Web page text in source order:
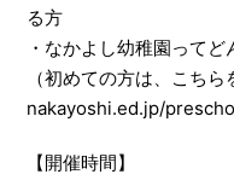
る方
・なかよし幼稚園って
（初めての方は、こち
nakayoshi.ed.jp/
【開催時間】